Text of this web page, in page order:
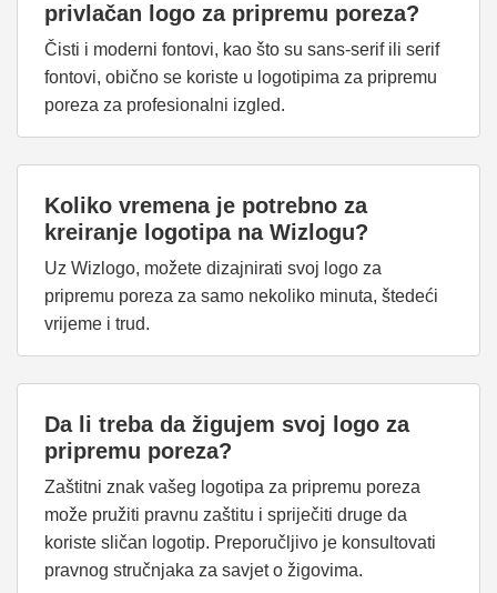
privlačan logo za pripremu poreza?
Čisti i moderni fontovi, kao što su sans-serif ili serif
fontovi, obično se koriste u logotipima za pripremu
poreza za profesionalni izgled.
Koliko vremena je potrebno za
kreiranje logotipa na Wizlogu?
Uz Wizlogo, možete dizajnirati svoj logo za
pripremu poreza za samo nekoliko minuta, štedeći
vrijeme i trud.
Da li treba da žigujem svoj logo za
pripremu poreza?
Zaštitni znak vašeg logotipa za pripremu poreza
može pružiti pravnu zaštitu i spriječiti druge da
koriste sličan logotip. Preporučljivo je konsultovati
pravnog stručnjaka za savjet o žigovima.